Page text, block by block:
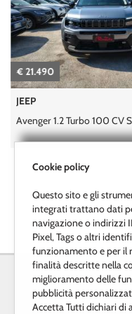
€ 21.490
JEEP
Avenger 1.2 Turbo 100 CV
Cookie policy
Questo sito e gli
integrati trattano dati
navigazione o indirizzi
Pixel, Tags o altri
funzionamento e per il
finalità descritte nella
miglioramento delle
pubblicità
Accetta Tutti dichiari di
tracciamento
che
adottiamo
per
offrire
le
funzionalità
e
svolgere
le
attività
seguito
ottenere
maggiori
informazioni
sull'utilità
funzionamento